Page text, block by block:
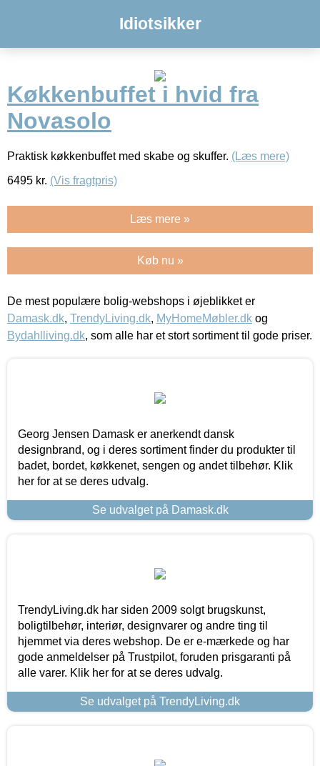
Idiotsikker
Køkkenbuffet i hvid fra
Novasolo
Praktisk køkkenbuffet med skabe og skuffer. (Læs mere)
6495 kr. (Vis fragtpris)
Læs mere »
Køb nu »
De mest populære bolig-webshops i øjeblikket er
Damask.dk, TrendyLiving.dk, MyHomeMøbler.dk og
Bydahlliving.dk, som alle har et stort sortiment til gode priser.
Georg Jensen Damask er anerkendt dansk
designbrand, og i deres sortiment finder du produkter til
badet, bordet, køkkenet, sengen og andet tilbehør. Klik
her for at se deres udvalg.
Se udvalget på Damask.dk
TrendyLiving.dk har siden 2009 solgt brugskunst,
boligtilbehør, interiør, designvarer og andre ting til
hjemmet via deres webshop. De er e-mærkede og har
gode anmeldelser på Trustpilot, foruden prisgaranti på
alle varer. Klik her for at se deres udvalg.
Se udvalget på TrendyLiving.dk